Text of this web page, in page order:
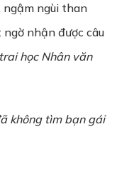
ngậm ngùi than
nhận được câu
học Nhân văn
không tìm bạn gái